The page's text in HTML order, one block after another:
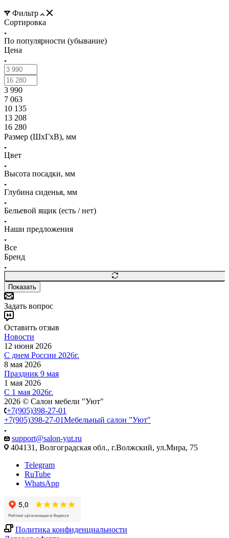
Фильтр
Сортировка
По популярности (убывание)
Цена
3 990
7 063
10 135
13 208
16 280
Размер (ШхГхВ), мм
Цвет
Высота посадки, мм
Глубина сиденья, мм
Бельевой ящик (есть / нет)
Наши предложения
Все
Бренд
Показать
Задать вопрос
Оставить отзыв
Новости
12 июня 2026
С днем России 2026г.
8 мая 2026
Праздник 9 мая
1 мая 2026
С 1 мая 2026г.
2026 © Салон мебели "Уют"
+7(905)398-27-01
+7(905)398-27-01Мебельный салон "Уют"
support@salon-yut.ru
404131, Волгоградская обл., г.Волжский, ул.Мира, 75
Telegram
RuTube
WhatsApp
Политика конфиденциальности